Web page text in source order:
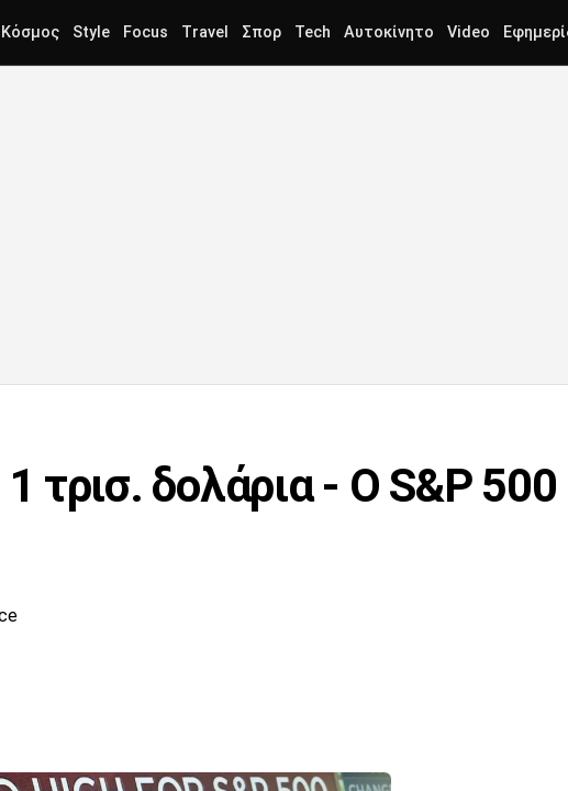
Κόσμος Style Focus Travel Σπορ Tech Αυτοκίνητο Video
τρισ. δολάρια - Ο S&P